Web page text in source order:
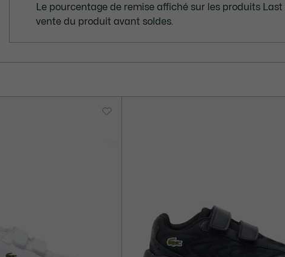
Le pourcentage de remise affiché sur les produits
vente du produit avant soldes.